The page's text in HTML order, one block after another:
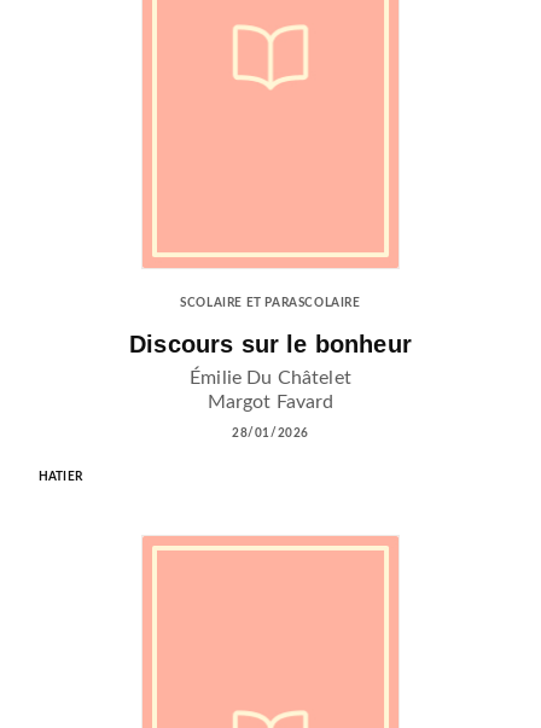
SCOLAIRE ET PARASCOLAIRE
Discours sur le bonheur
Émilie Du Châtelet
Margot Favard
28/01/2026
HATIER